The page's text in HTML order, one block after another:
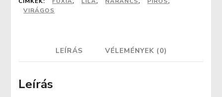
(kombinált)
VIRÁGOS
LEÍRÁS VÉLEMÉNYEK (0)
Leírás